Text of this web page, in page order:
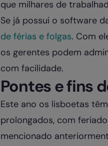
que milhares de
Se já possui o software
de férias e folgas. Com
os gerentes podem
com facilidade.
Pontes e fins
Este ano os lisboetas
prolongados, com
mencionado